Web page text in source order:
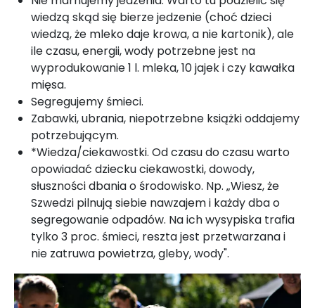
wiedzą skąd się bierze jedzenie (choć dzieci
wiedzą, że mleko daje krowa, a nie kartonik), ale
ile czasu, energii, wody potrzebne jest na
wyprodukowanie 1 l. mleka, 10 jajek i czy kawałka
mięsa.
Segregujemy śmieci.
Zabawki, ubrania, niepotrzebne książki oddajemy
potrzebującym.
*Wiedza/ciekawostki. Od czasu do czasu warto
opowiadać dziecku ciekawostki, dowody,
słuszności dbania o środowisko. Np. „Wiesz, że
Szwedzi pilnują siebie nawzajem i każdy dba o
segregowanie odpadów. Na ich wysypiska trafia
tylko 3 proc. śmieci, reszta jest przetwarzana i
nie zatruwa powietrza, gleby, wody".